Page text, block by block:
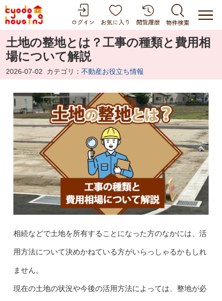
土地の整地とは？工事の種類と費用相
場について解説
2026-07-02 カテゴリ： 不動産お役立ち情報
相続などで土地を所有することになった方のなかには、活
用方法について決めかねている方がいらっしゃるかもしれ
ません。
現在の土地の状況や今後の活用方法によっては、整地が必